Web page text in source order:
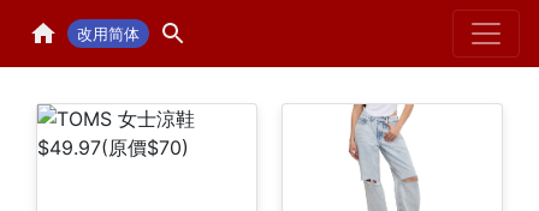
改用简体 Home